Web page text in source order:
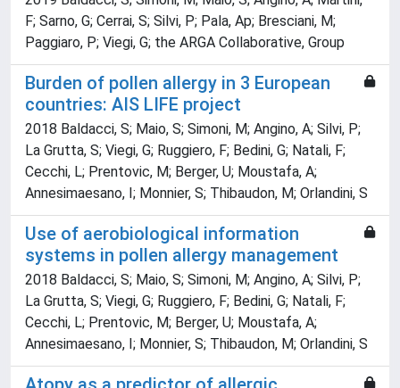
F; Sarno, G; Cerrai, S; Silvi, P; Pala, Ap; Bresciani, M;
Paggiaro, P; Viegi, G; the ARGA Collaborative, Group
Burden of pollen allergy in 3 European
countries: AIS LIFE project
2018 Baldacci, S; Maio, S; Simoni, M; Angino, A; Silvi, P;
La Grutta, S; Viegi, G; Ruggiero, F; Bedini, G; Natali, F;
Cecchi, L; Prentovic, M; Berger, U; Moustafa, A;
Annesimaesano, I; Monnier, S; Thibaudon, M; Orlandini, S
Use of aerobiological information
systems in pollen allergy management
2018 Baldacci, S; Maio, S; Simoni, M; Angino, A; Silvi, P;
La Grutta, S; Viegi, G; Ruggiero, F; Bedini, G; Natali, F;
Cecchi, L; Prentovic, M; Berger, U; Moustafa, A;
Annesimaesano, I; Monnier, S; Thibaudon, M; Orlandini, S